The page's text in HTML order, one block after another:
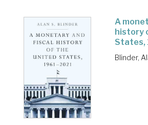
A
history
States,
Blinder,